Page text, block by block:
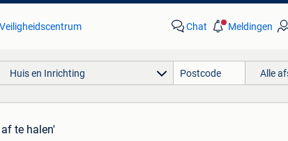
Veiligheidscentrum Chat Meldingen
Huis en Inrichting Alle
te halen'